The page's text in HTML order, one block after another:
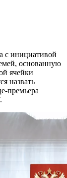
с инициативой
основанную
ячейки
назвать
премьера